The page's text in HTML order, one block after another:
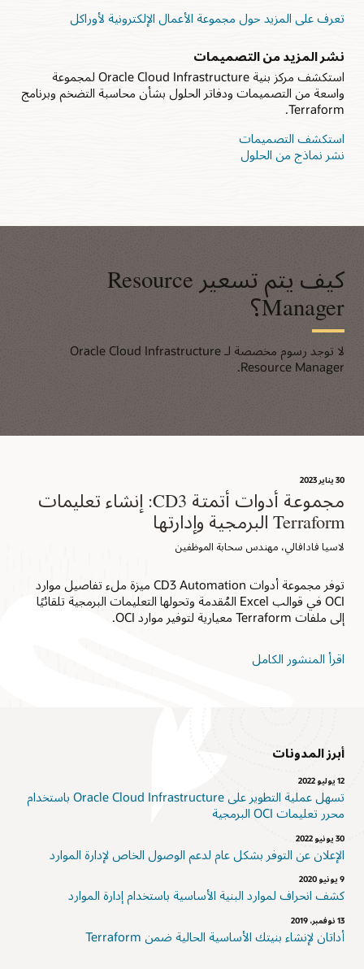
تعرف على المزيد حول مجموعة الأعمال الإلكترونية لأوراكل
نشر المزيد من التصميمات
استكشف مركز بنية Oracle Cloud Infrastructure لمجموعة
واسعة من التصميمات ودفاتر الحلول بشأن محاسبة التضخم وبرنامج
Terraform.
استكشف التصميمات
نشر نماذج من الحلول
كيف يتم تسعير Resource
Manager؟
لا توجد رسوم مخصصة لـ Oracle Cloud Infrastructure
Resource Manager.
30 يناير 2023
مجموعة أدوات أتمتة CD3: إنشاء تعليمات
Terraform البرمجية وإدارتها
لاسيا فادافالي، مهندس سحابة الموظفين
توفر مجموعة أدوات CD3 Automation ميزة ملء تفاصيل موارد
OCI في قوالب Excel المُقدمة وتحولها التعليمات البرمجية تلقائيًا
إلى ملفات Terraform معيارية لتوفير موارد OCI.
اقرأ المنشور الكامل
أبرز المدونات
12 يوليو 2022
تسهل عملية التطوير على Oracle Cloud Infrastructure باستخدام
محرر تعليمات OCI البرمجية
30 يونيو 2022
الإعلان عن التوفر بشكل عام لدعم الوصول الخاص لإدارة الموارد
9 يونيو 2020
كشف انحراف لموارد البنية الأساسية باستخدام إدارة الموارد
13 نوفمبر، 2019
أداتان لإنشاء بنيتك الأساسية الحالية ضمن Terraform